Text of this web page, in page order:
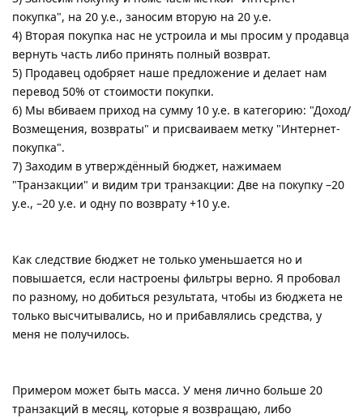
покупка", на 20 у.е., заносим вторую на 20 у.е.
4) Вторая покупка нас не устроила и мы просим у продавца
вернуть часть либо принять полный возврат.
5) Продавец одобряет наше предложение и делает нам
перевод 50% от стоимости покупки.
6) Мы вбиваем приход на сумму 10 у.е. в категорию: "Доход/
Возмещения, возвраты" и присваиваем метку "Интернет-
покупка".
7) Заходим в утверждённый бюджет, нажимаем
"Транзакции" и видим три транзакции: Две на покупку –20
у.е., –20 у.е. и одну по возврату +10 у.е.
Как следствие бюджет не только уменьшается но и
повышается, если настроены фильтры верно. Я пробовал
по разному, но добиться результата, чтобы из бюджета не
только высчитывались, но и прибавлялись средства, у
меня не получилось.
Примером может быть масса. У меня лично больше 20
транзакций в месяц, которые я возвращаю, либо